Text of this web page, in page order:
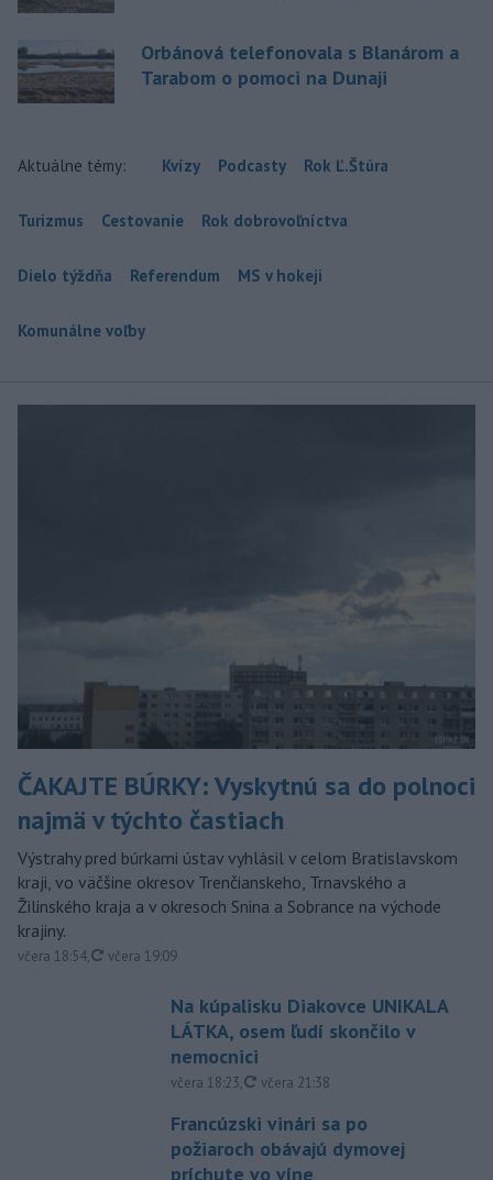
Orbánová telefonovala s Blanárom a
Tarabom o pomoci na Dunaji
Aktuálne témy: Kvízy Podcasty Rok Ľ.Štúra
Turizmus Cestovanie Rok dobrovoľníctva
Dielo týždňa Referendum MS v hokeji
Komunálne voľby
ČAKAJTE BÚRKY: Vyskytnú sa do polnoci
najmä v týchto častiach
Výstrahy pred búrkami ústav vyhlásil v celom Bratislavskom
kraji, vo väčšine okresov Trenčianskeho, Trnavského a
Žilinského kraja a v okresoch Snina a Sobrance na východe
krajiny.
včera 18:54, aktualizované
včera 19:09
Na kúpalisku Diakovce UNIKALA
LÁTKA, osem ľudí skončilo v
nemocnici
včera 18:23, aktualizované
včera 21:38
Francúzski vinári sa po
požiaroch obávajú dymovej
príchute vo víne